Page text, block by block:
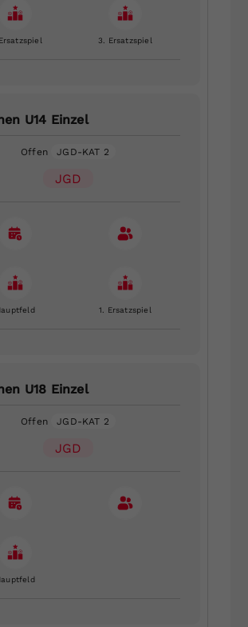
3. Ersatzspiel
U14 Einzel
Offen JGD-KAT 2
JGD
1. Ersatzspiel
U18 Einzel
Offen JGD-KAT 2
JGD